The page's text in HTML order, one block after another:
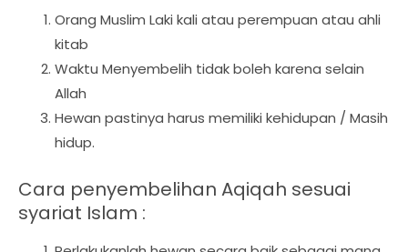
Orang Muslim Laki kali atau perempuan atau ahli
kitab
Waktu Menyembelih tidak boleh karena selain
Allah
Hewan pastinya harus memiliki kehidupan / Masih
hidup.
Cara penyembelihan Aqiqah sesuai
syariat Islam :